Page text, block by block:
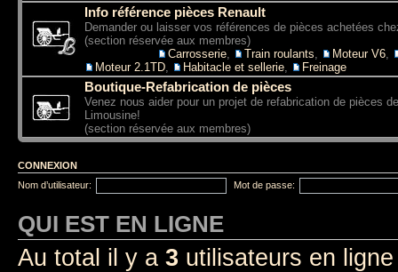
Info référence pièces Renault
Demander ou laisser vos références de pièces achetées
(section réservée aux membres)
Carrosserie, Train roulants, Moteur V6,
Moteur 2.1TD, Habitacle et sellerie, Freinage
Boutique-Refabrication de pièces
Venez nous aider pour un projet de refabrication de pièces
Limousine!
(section réservée aux membres)
CONNEXION
Nom d’utilisateur:
Mot de passe:
QUI EST EN LIGNE
Au total il y a 3 utilisateurs en